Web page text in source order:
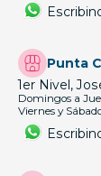
Punta
1er Nivel,
Domingos a
Viernes y